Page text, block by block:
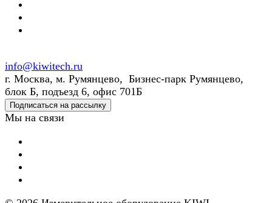
info@kiwitech.ru
г. Москва, м. Румянцево, Бизнес-парк Румянцево,
блок Б, подъезд 6, офис 701Б
Подписаться на рассылку
Мы на связи